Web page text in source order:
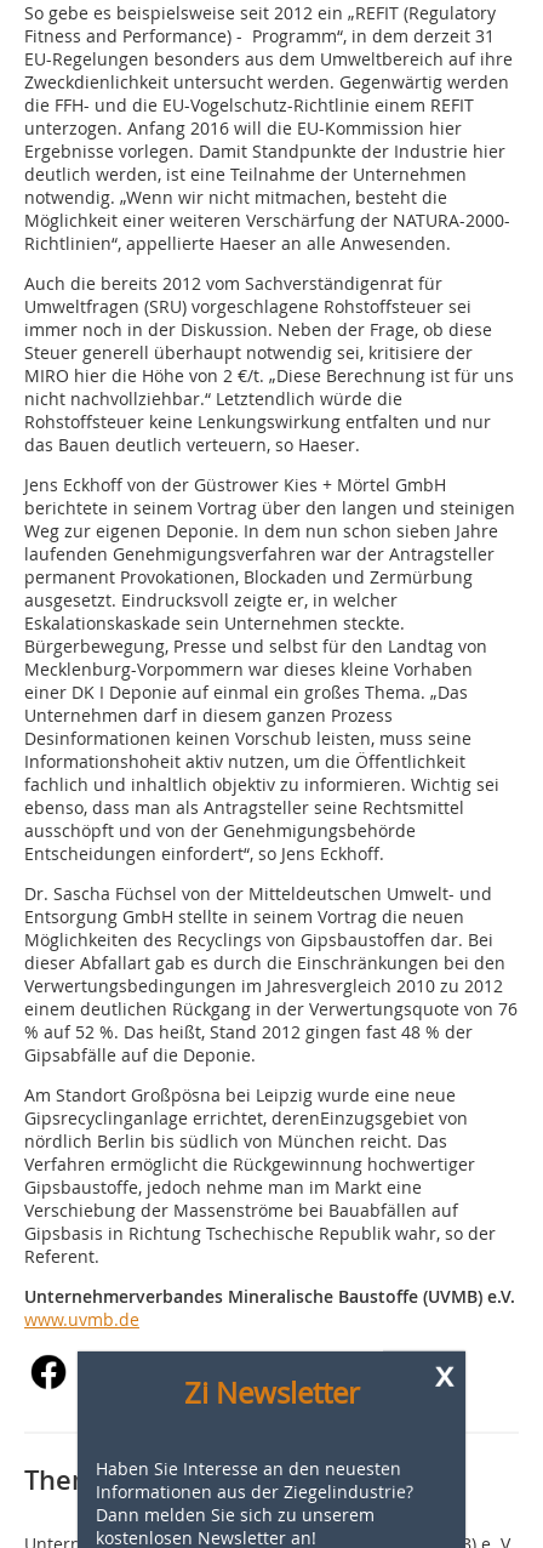
So gebe es beispielsweise seit 2012 ein „REFIT (Regulatory
Fitness and Performance) - Programm“, in dem derzeit 31
EU-Regelungen besonders aus dem Umweltbereich auf ihre
Zweckdienlichkeit untersucht werden. Gegenwärtig werden
die FFH- und die EU-Vogelschutz-Richtlinie einem REFIT
unterzogen. Anfang 2016 will die EU-Kommission hier
Ergebnisse vorlegen. Damit Standpunkte der Industrie hier
deutlich werden, ist eine Teilnahme der Unternehmen
notwendig. „Wenn wir nicht mitmachen, besteht die
Möglichkeit einer weiteren Verschärfung der NATURA-2000-
Richtlinien“, appellierte Haeser an alle Anwesenden.
Auch die bereits 2012 vom Sachverständigenrat für
Umweltfragen (SRU) vorgeschlagene Rohstoffsteuer sei
immer noch in der Diskussion. Neben der Frage, ob diese
Steuer generell überhaupt notwendig sei, kritisiere der
MIRO hier die Höhe von 2 €/t. „Diese Berechnung ist für uns
nicht nachvollziehbar.“ Letztendlich würde die
Rohstoffsteuer keine Lenkungswirkung entfalten und nur
das Bauen deutlich verteuern, so Haeser.
Jens Eckhoff von der Güstrower Kies + Mörtel GmbH
berichtete in seinem Vortrag über den langen und steinigen
Weg zur eigenen Deponie. In dem nun schon sieben Jahre
laufenden Genehmigungsverfahren war der Antragsteller
permanent Provokationen, Blockaden und Zermürbung
ausgesetzt. Eindrucksvoll zeigte er, in welcher
Eskalationskaskade sein Unternehmen steckte.
Bürgerbewegung, Presse und selbst für den Landtag von
Mecklenburg-Vorpommern war dieses kleine Vorhaben
einer DK I Deponie auf einmal ein großes Thema. „Das
Unternehmen darf in diesem ganzen Prozess
Desinformationen keinen Vorschub leisten, muss seine
Informationshoheit aktiv nutzen, um die Öffentlichkeit
fachlich und inhaltlich objektiv zu informieren. Wichtig sei
ebenso, dass man als Antragsteller seine Rechtsmittel
ausschöpft und von der Genehmigungsbehörde
Entscheidungen einfordert“, so Jens Eckhoff.
Dr. Sascha Füchsel von der Mitteldeutschen Umwelt- und
Entsorgung GmbH stellte in seinem Vortrag die neuen
Möglichkeiten des Recyclings von Gipsbaustoffen dar. Bei
dieser Abfallart gab es durch die Einschränkungen bei den
Verwertungsbedingungen im Jahresvergleich 2010 zu 2012
einem deutlichen Rückgang in der Verwertungsquote von 76
% auf 52 %. Das heißt, Stand 2012 gingen fast 48 % der
Gipsabfälle auf die Deponie.
Am Standort Großpösna bei Leipzig wurde eine neue
Gipsrecyclinganlage errichtet, derenEinzugsgebiet von
nördlich Berlin bis südlich von München reicht. Das
Verfahren ermöglicht die Rückgewinnung hochwertiger
Gipsbaustoffe, jedoch nehme man im Markt eine
Verschiebung der Massenströme bei Bauabfällen auf
Gipsbasis in Richtung Tschechische Republik wahr, so der
Referent.
Unternehmerverbandes Mineralische Baustoffe (UVMB) e.V.
www.uvmb.de
x
Zi Newsletter
Haben Sie Interesse an den neuesten
Informationen aus der Ziegelindustrie?
Dann melden Sie sich zu unserem
kostenlosen Newsletter an!
Thematisch passende Artikel: